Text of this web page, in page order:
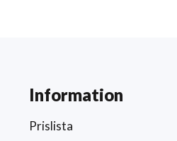
Information
Prislista